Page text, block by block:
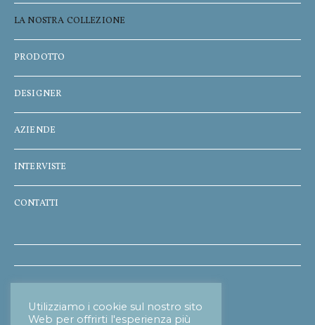
LA NOSTRA COLLEZIONE
PRODOTTO
DESIGNER
AZIENDE
INTERVISTE
CONTATTI
Informativa Privacy
Utilizziamo i cookie sul nostro sito
Web per offrirti l'esperienza più